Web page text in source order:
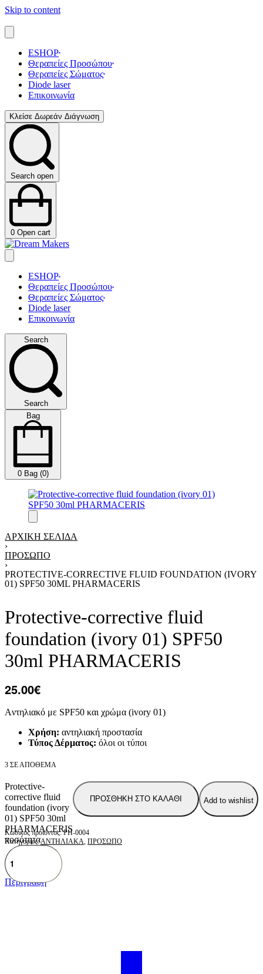
Skip to content
ESHOP
Θεραπείες Προσώπου
Θεραπείες Σώματος
Diode laser
Επικοινωνία
Κλείσε Δωρεάν Διάγνωση
Search open
0 Open cart
ESHOP
Θεραπείες Προσώπου
Θεραπείες Σώματος
Diode laser
Επικοινωνία
Search
Search
Bag
0 Bag (0)
ΑΡΧΙΚΉ ΣΕΛΊΔΑ
›
ΠΡΟΣΩΠΟ
›
PROTECTIVE-CORRECTIVE FLUID FOUNDATION (IVORY
01) SPF50 30ML PHARMACERIS
Protective-corrective fluid
foundation (ivory 01) SPF50
30ml PHARMACERIS
25.00€
Aντηλιακό με SPF50 και χρώμα (ivory 01)
Χρήση: αντηλιακή προστασία
Τύπος Δέρματος: όλοι οι τύποι
3 ΣΕ ΑΠΌΘΕΜΑ
Protective-
corrective fluid
foundation (ivory
01) SPF50 30ml
PHARMACERIS
ποσότητα
ΠΡΟΣΘΗΚΗ ΣΤΟ ΚΑΛΑΘΙ Add to wishlist
PH-0004
Κατηγορίες:ΑΝΤΗΛΙΑΚΑ ΠΡΟΣΩΠΟ
SHARE
Περιγραφή